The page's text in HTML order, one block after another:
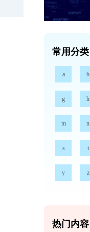
常用分类
a b
g h
m n
s t
y z
热门内容